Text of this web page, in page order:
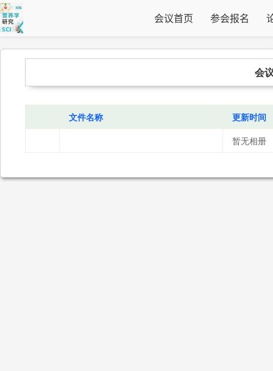
会议首页 参会报名
会
文件名称
更新时间
暂无相册